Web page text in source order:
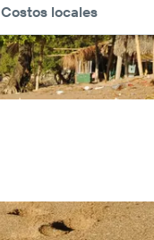
Costos locales